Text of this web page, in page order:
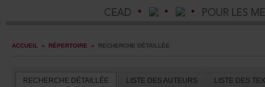
ACCUEIL » RÉPERTOIRE » RECHERCHEDÉTAILLÉE
RECHERCHEDÉTAILLÉE LISTEDESAUTEURS